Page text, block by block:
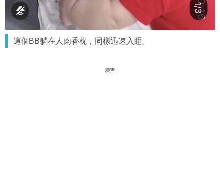
這個BB躺在人肉香枕，同樣迅速入睡。
廣告